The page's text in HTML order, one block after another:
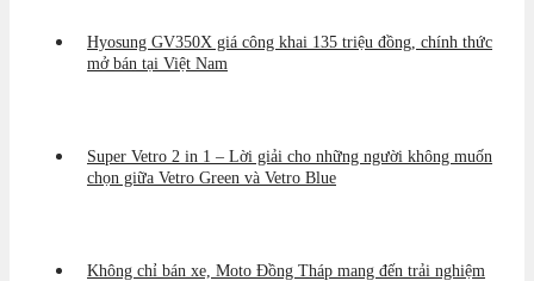
Hyosung GV350X giá công khai 135 triệu đồng, chính thức
mở bán tại Việt Nam
Super Vetro 2 in 1 – Lời giải cho những người không muốn
chọn giữa Vetro Green và Vetro Blue
Không chỉ bán xe, Moto Đồng Tháp mang đến trải nghiệm